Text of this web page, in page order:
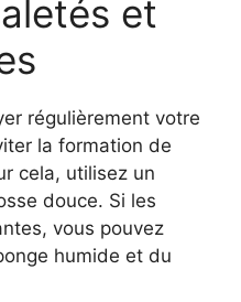
et
régulièrement votre
la formation de
cela, utilisez un
douce. Si les
vous pouvez
humide et du